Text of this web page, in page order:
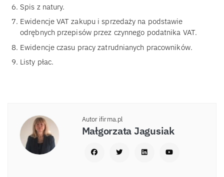
Spis z natury.
Ewidencje VAT zakupu i sprzedaży na podstawie
odrębnych przepisów przez czynnego podatnika VAT.
Ewidencje czasu pracy zatrudnianych pracowników.
Listy płac.
Autor ifirma.pl
Małgorzata Jagusiak